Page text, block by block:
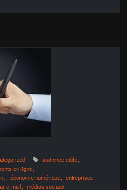
audience cible
en ligne
économie numérique
entreprises
e-mail
médias sociaux